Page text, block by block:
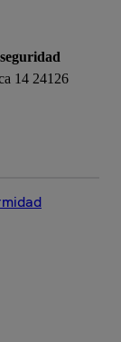
14 24126